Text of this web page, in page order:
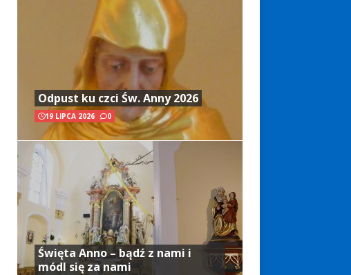
Odpust ku czci Św. Anny 2026
19 LIPCA 2026 0
Święta Anno – bądź z nami i
módl się za nami